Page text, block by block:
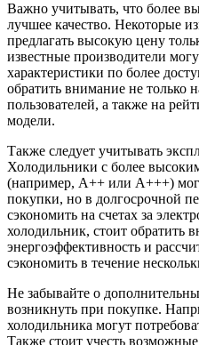
Важно учитывать, что более
лучшее качество. Некоторые
предлагать высокую цену
известные производители
характеристики по более
обратить внимание не только
пользователей, а также на
модели.
Также следует учитывать
Холодильники с более
(например, A++ или A+++)
покупки, но в долгосрочной
сэкономить на счетах за
холодильник, стоит обратить
энергоэффективность и
сэкономить в течение
Не забывайте о
возникнуть при покупке.
холодильника могут
Также стоит учесть